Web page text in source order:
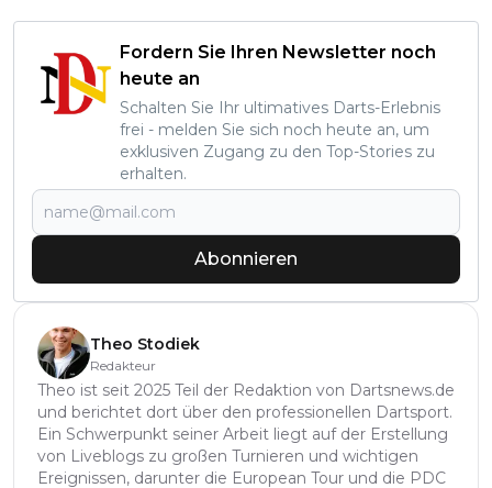
Fordern Sie Ihren Newsletter noch
heute an
Schalten Sie Ihr ultimatives Darts-Erlebnis
frei - melden Sie sich noch heute an, um
exklusiven Zugang zu den Top-Stories zu
erhalten.
Abonnieren
Theo Stodiek
Redakteur
Theo ist seit 2025 Teil der Redaktion von Dartsnews.de
und berichtet dort über den professionellen Dartsport.
Ein Schwerpunkt seiner Arbeit liegt auf der Erstellung
von Liveblogs zu großen Turnieren und wichtigen
Ereignissen, darunter die European Tour und die PDC